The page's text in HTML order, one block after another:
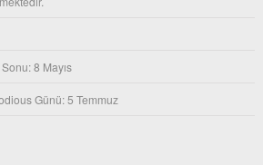
8 Mayıs
Günü: 5 Temmuz